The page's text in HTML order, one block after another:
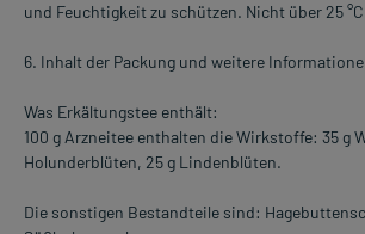
und Feuchtigkeit zu schützen. Nicht über 25
6. Inhalt der Packung und weitere
Was Erkältungstee enthält:
100 g Arzneitee enthalten die Wirkstoffe: 35 g
Holunderblüten, 25 g Lindenblüten.
Die sonstigen Bestandteile sind: